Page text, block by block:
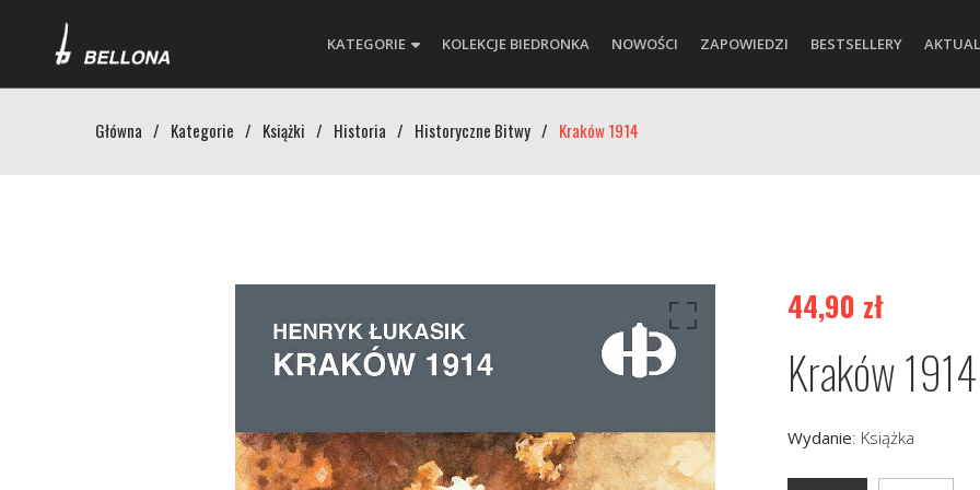
KATEGORIE KOLEKCJE BIEDRONKA NOWOŚCI ZAPOWIEDZI BESTSELLERY
Główna / Kategorie / Książki / Historia / Historyczne Bitwy / Kraków 1914
44,90 zł
Kraków 1914
Wydanie: Książka